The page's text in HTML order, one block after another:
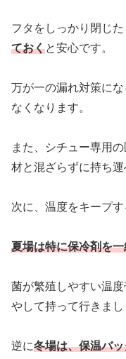
フタをしっかり閉じ
ておくと安心です。
万が一の漏れ対策に
なくなります。
また、シチュー専用
材と混ざらずに持ち運
次に、温度をキープす
夏場は特に保冷剤を
菌が繁殖しやすい温
やして持って行きまし
逆に冬場は、保温バ